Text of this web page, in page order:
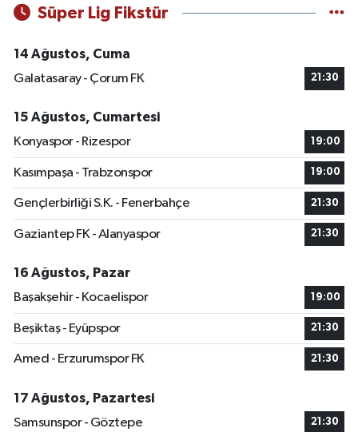
Süper Lig Fikstür
14 Ağustos, Cuma
Galatasaray - Çorum FK
21:30
15 Ağustos, Cumartesi
Konyaspor - Rizespor
19:00
Kasımpaşa - Trabzonspor 19:00
Gençlerbirliği S.K. - Fenerbahçe 21:30
Gaziantep FK - Alanyaspor 21:30
16 Ağustos, Pazar
Başakşehir - Kocaelispor
19:00
Beşiktaş - Eyüpspor 21:30
Amed - Erzurumspor FK 21:30
17 Ağustos, Pazartesi
Samsunspor - Göztepe
21:30